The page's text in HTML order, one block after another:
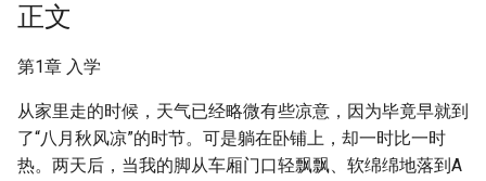
正文
第1章 入学
从家里走的时候，天气已经略微有些凉意，因为毕竟早就到
了“八月秋风凉”的时节。可是躺在卧铺上，却一时比一时
热。两天后，当我的脚从车厢门口轻飘飘、软绵绵地落到A